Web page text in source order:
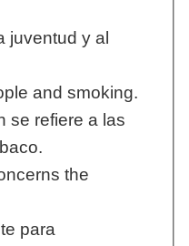
juventud y al
and smoking.
se refiere a las
the
para